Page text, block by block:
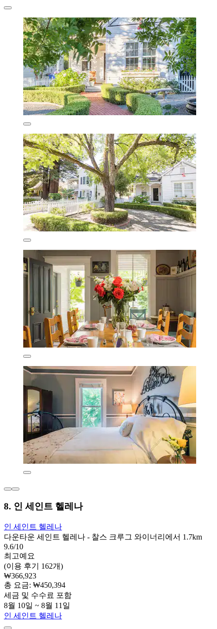
8. 인 세인트 헬레나
인 세인트 헬레나
다운타운 세인트 헬레나 - 찰스 크루그 와이너리에서 1.7km
9.6/10
최고예요
(이용 후기 162개)
₩366,923
총 요금: ₩450,394
세금 및 수수료 포함
8월 10일 ~ 8월 11일
인 세인트 헬레나